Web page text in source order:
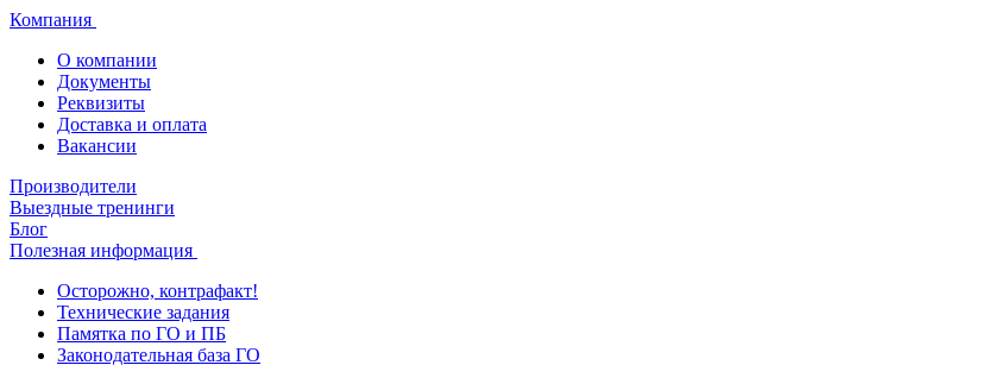
Компания
О компании
Документы
Реквизиты
Доставка и оплата
Вакансии
Производители
Выездные тренинги
Блог
Полезная информация
Осторожно, контрафакт!
Технические задания
Памятка по ГО и ПБ
Законодательная база ГО